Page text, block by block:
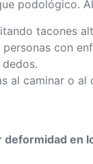
podológico.
tacones
con
al caminar o al
en